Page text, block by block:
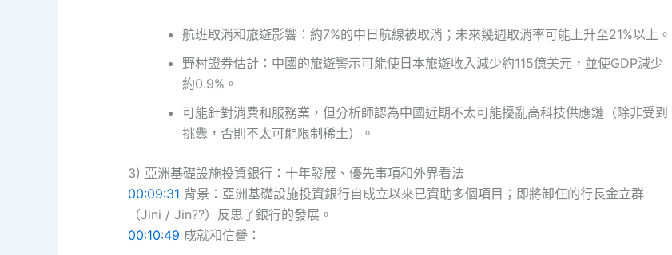
航班取消和旅遊影響：約7%的中日航線被取消；未來幾週取消率可能上升至21%以上。
野村證券估計：中國的旅遊警示可能使日本旅遊收入減少約115億美元，並使GDP減少
約0.9%。
可能針對消費和服務業，但分析師認為中國近期不太可能擾亂高科技供應鏈（除非受到
挑釁，否則不太可能限制稀土）。
3) 亞洲基礎設施投資銀行：十年發展、優先事項和外界看法
00:09:31 背景：亞洲基礎設施投資銀行自成立以來已資助多個項目；即將卸任的行長金立群
（Jini / Jin??）反思了銀行的發展。
00:10:49 成就和信譽：